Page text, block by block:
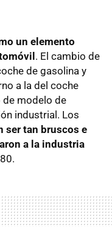
un elemento
. El cambio de
de gasolina y
a la del coche
modelo de
industrial. Los
ser tan bruscos e
a la industria